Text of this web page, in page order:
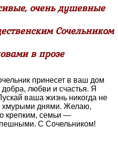
очень душевные
Сочельником
в прозе
принесет в ваш дом
любви и счастья. Я
ваша жизнь никогда не
хмурыми днями. Желаю,
крепким, семьи ―
С Сочельником!